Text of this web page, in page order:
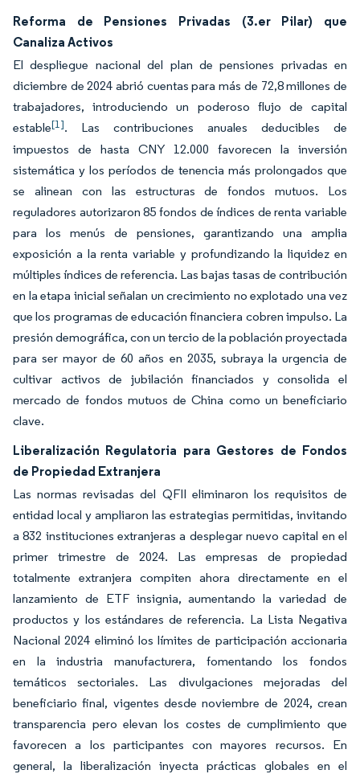
Reforma de Pensiones Privadas (3.er Pilar) que
Canaliza Activos
El despliegue nacional del plan de pensiones privadas en
diciembre de 2024 abrió cuentas para más de 72,8 millones de
trabajadores, introduciendo un poderoso flujo de capital
estable[1]. Las contribuciones anuales deducibles de
impuestos de hasta CNY 12.000 favorecen la inversión
sistemática y los períodos de tenencia más prolongados que
se alinean con las estructuras de fondos mutuos. Los
reguladores autorizaron 85 fondos de índices de renta variable
para los menús de pensiones, garantizando una amplia
exposición a la renta variable y profundizando la liquidez en
múltiples índices de referencia. Las bajas tasas de contribución
en la etapa inicial señalan un crecimiento no explotado una vez
que los programas de educación financiera cobren impulso. La
presión demográfica, con un tercio de la población proyectada
para ser mayor de 60 años en 2035, subraya la urgencia de
cultivar activos de jubilación financiados y consolida el
mercado de fondos mutuos de China como un beneficiario
clave.
Liberalización Regulatoria para Gestores de Fondos
de Propiedad Extranjera
Las normas revisadas del QFII eliminaron los requisitos de
entidad local y ampliaron las estrategias permitidas, invitando
a 832 instituciones extranjeras a desplegar nuevo capital en el
primer trimestre de 2024. Las empresas de propiedad
totalmente extranjera compiten ahora directamente en el
lanzamiento de ETF insignia, aumentando la variedad de
productos y los estándares de referencia. La Lista Negativa
Nacional 2024 eliminó los límites de participación accionaria
en la industria manufacturera, fomentando los fondos
temáticos sectoriales. Las divulgaciones mejoradas del
beneficiario final, vigentes desde noviembre de 2024, crean
transparencia pero elevan los costes de cumplimiento que
favorecen a los participantes con mayores recursos. En
general, la liberalización inyecta prácticas globales en el